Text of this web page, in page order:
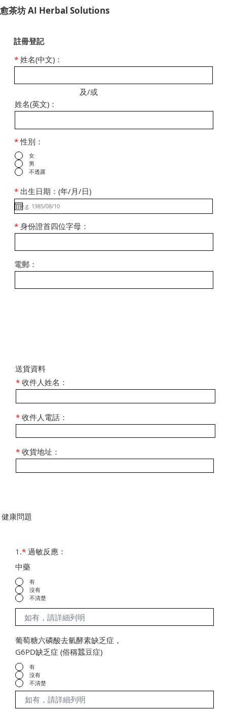
​愈茶坊 AI Herbal Solutions
註冊登記
1.*過敏反應：
中藥
有
沒有
不清楚
葡萄糖六磷酸去氫酵素缺乏症，
G6PD缺乏症 (俗稱蠶豆症)
有
沒有
不清楚
健康問題
* 姓名(中文)：
及/或
姓名(英文)：
*性別：
女
男
不透露
*出生日期：(年/月/日)
* 身份證首四位字母：
電郵：
​送貨資料
*收件人姓名：
*收件人電話：
*收貨地址：